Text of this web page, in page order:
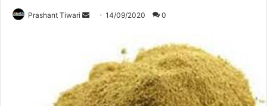
Prashant Tiwari
Send14/09/2020 0